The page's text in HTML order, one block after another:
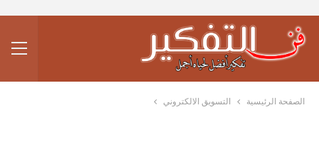
الصفحة الرئيسية التسويق الالكتروني